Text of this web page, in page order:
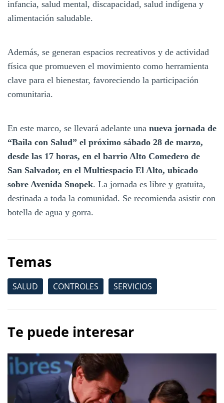
infancia, salud mental, discapacidad, salud indígena y
alimentación saludable.
Además, se generan espacios recreativos y de actividad
física que promueven el movimiento como herramienta
clave para el bienestar, favoreciendo la participación
comunitaria.
En este marco, se llevará adelante una nueva jornada de
“Baila con Salud” el próximo sábado 28 de marzo,
desde las 17 horas, en el barrio Alto Comedero de
San Salvador, en el Multiespacio El Alto, ubicado
sobre Avenida Snopek. La jornada es libre y gratuita,
destinada a toda la comunidad. Se recomienda asistir con
botella de agua y gorra.
Temas
SALUD CONTROLES SERVICIOS
Te puede interesar